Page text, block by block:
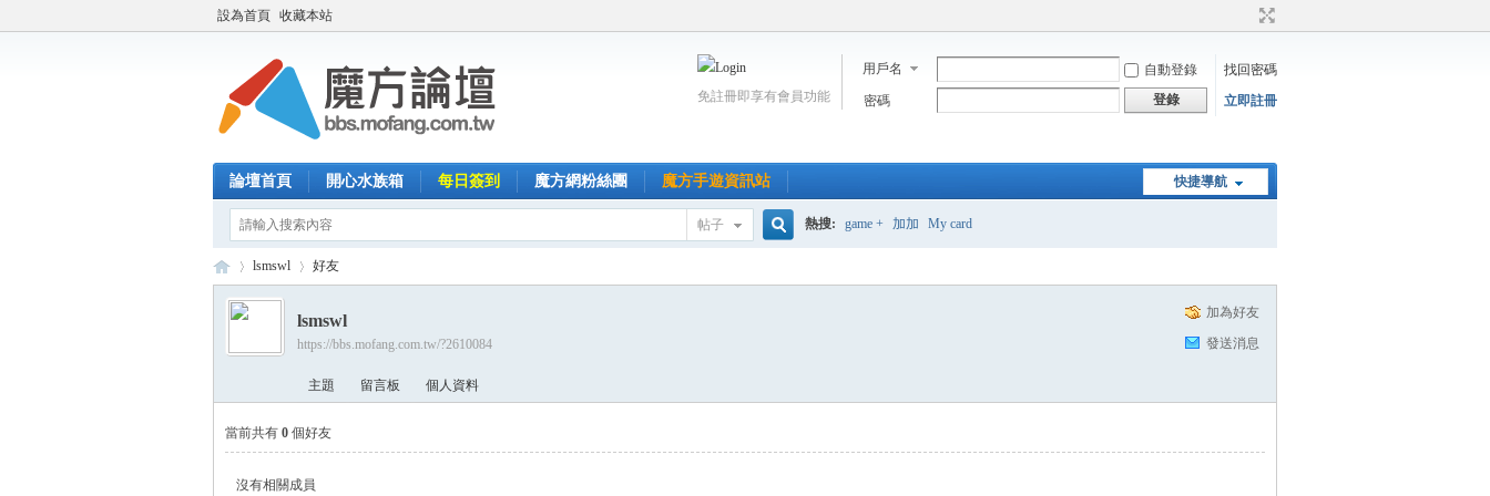
設為首頁 收藏本站
用戶名 自動登錄
找回密碼
密碼
登錄 立即註冊
免註冊即享有會員功能
快捷導航
論壇首頁 開心水族箱 每日簽到 魔方網粉絲團 魔方手遊資訊站
帖子 熱搜: game + 加加 My card
›
lsmswl 好友
加為好友
發送消息
lsmswl
https://bbs.mofang.com.tw/?2610084
主題 留言板 個人資料
當前共有 0 個好友
沒有相關成員